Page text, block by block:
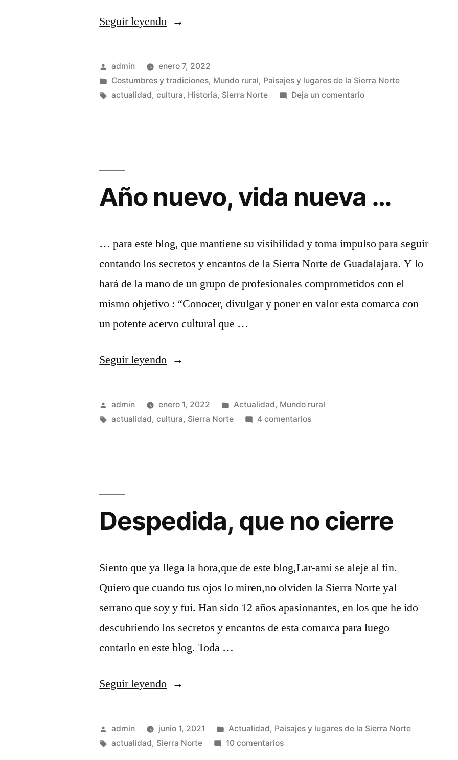
Seguir leyendo«Relatos
cuentos
de
la
Publicado
por
admin
enero 7, 2022
Publicado
en
Costumbres y tradiciones, Mundo rural, Paisajes y lugares de la Sierra Norte
Etiquetas:
actualidad,cultura, Historia, Sierra Norte Deja un comentarioen
Norte
de
Año nuevo, vida nueva …
… para este blog, que mantiene su visibilidad y toma impulso para seguir
contando los secretos y encantos de la Sierra Norte de Guadalajara. Y lo
hará de la mano de un grupo de profesionales comprometidos con el
mismo objetivo : “Conocer, divulgar y poner en valor esta comarca con
un potente acervo cultural que …
Seguir leyendo«Año
vida
nueva
Publicado
por
admin enero 1, 2022
Publicado
en
Actualidad, Mundo rural
Etiquetas:
actualidad,cultura, Sierra Norte 4 comentariosen
Despedida, que no cierre
Siento que ya llega la hora,que de este blog,Lar-ami se aleje al fin.
Quiero que cuando tus ojos lo miren,no olviden la Sierra Norte yal
serrano que soy y fuí. Han sido 12 años apasionantes, en los que he ido
descubriendo los secretos y encantos de esta comarca para luego
contarlo en este blog. Toda …
Seguir leyendo«Despedida,
no
cierre»
Publicado
por
admin junio 1, 2021
Publicado
en
Actualidad, Paisajes y lugares de la Sierra Norte
Etiquetas:
actualidad, Sierra Norte 10 comentariosen